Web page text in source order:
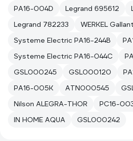
PA16-004D
Legrand 695612
Legrand 782233
WERKEL Gallant
Systeme Electric PA16-244B
Systeme Electric PA16-044C
GSL000245
GSL000120
PA16-005K
ATN000545
Nilson ALEGRA-THOR
PC16-
IN HOME AQUA
GSL000242